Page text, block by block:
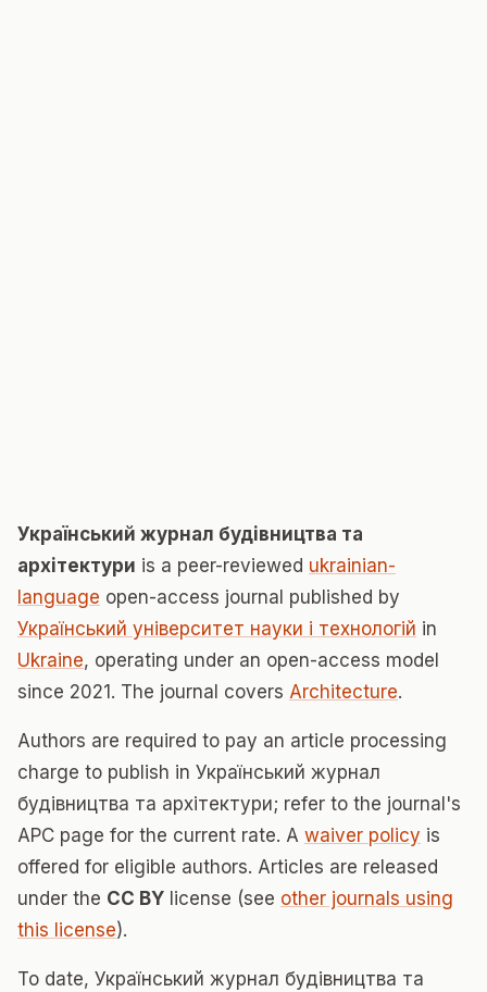
Український журнал будівництва та
архітектури is a peer-reviewed ukrainian-
language open-access journal published by
Український університет науки і технологій in
Ukraine, operating under an open-access model
since 2021. The journal covers Architecture.
Authors are required to pay an article processing
charge to publish in Український журнал
будівництва та архітектури; refer to the journal's
APC page for the current rate. A waiver policy is
offered for eligible authors. Articles are released
under the CC BY license (see other journals using
this license).
To date, Український журнал будівництва та